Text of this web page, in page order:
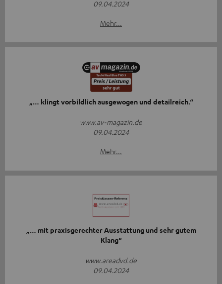
09.04.2024
Mehr...
„… klingt vorbildlich ausgewogen und detailreich.“
www.av-magazin.de
09.04.2024
Mehr...
„… mit praxisgerechter Ausstattung und sehr gutem
Klang“
www.areadvd.de
09.04.2024